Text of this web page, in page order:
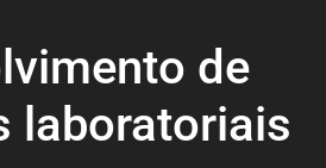
de
laboratoriais